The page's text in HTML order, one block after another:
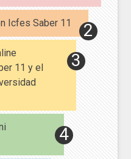
Icfes Saber 11
11 y el